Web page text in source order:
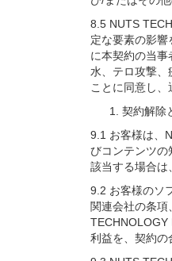
8.5 NUTS
定な要素の影
に本契約の当
水、テロ攻撃、
ことに同意し
契約解除
9.1 お客様は、
びコンテンツの
該当する場合は
9.2 お客様のソ
関連会社の条
TECHNOLOGY
利益を、契約の